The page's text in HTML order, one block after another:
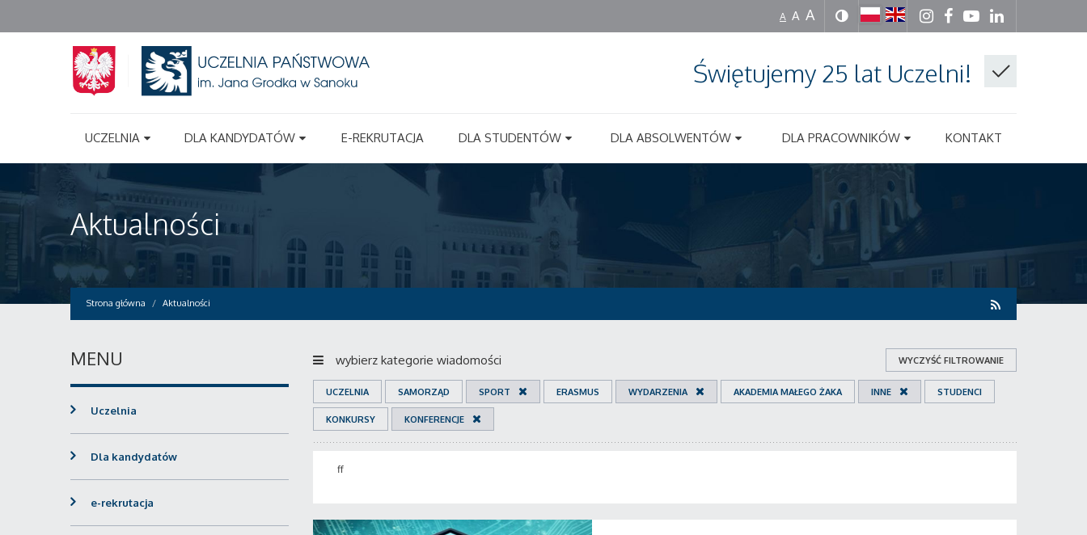
A A A
Świętujemy 25 lat Uczelni!
UCZELNIA DLA KANDYDATÓW E-REKRUTACJA DLA STUDENTÓW DLA ABSOLWENTÓW DLA PRACOWNIKÓW KONTAKT
Aktualności
Strona główna Aktualności
wybierz kategorie wiadomości WYCZYŚĆ FILTROWANIE
UCZELNIA SAMORZĄD SPORT ERASMUS WYDARZENIA AKADEMIA MAŁEGO ŻAKA INNE STUDENCI
KONKURSY KONFERENCJE
ff
MENU
Uczelnia
Dla kandydatów
e-rekrutacja